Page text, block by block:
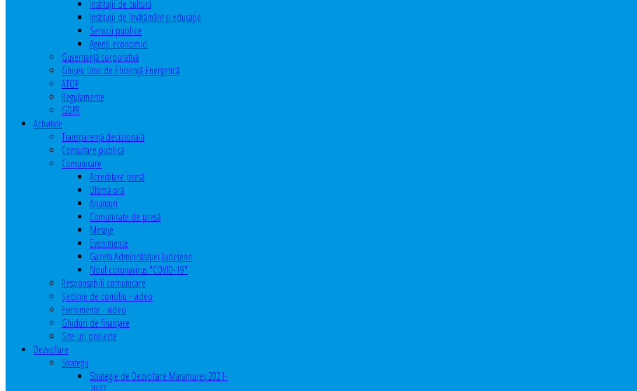
Instituţii de cultură
Instituţii de învăţământ şi educaţie
Servicii publice
Agenţi economici
Guvernanță corporativă
Ghişeu Unic de Eficienţă Energetică
ATOP
Regulamente
GDPR
Activitate
Transparenţă decizională
Consultare publică
Comunicare
Acreditare presă
Ultimă oră
Anunţuri
Comunicate de presă
Mesaje
Evenimente
Gazeta Administraţiei Judeţene
Noul coronavirus "COVID-19"
Responsabili comunicare
Şedinţe de consiliu - video
Evenimente - video
Ghiduri de finanţare
Site-uri proiecte
Dezvoltare
Strategii
Strategie de Dezvoltare Maramureș 2021-